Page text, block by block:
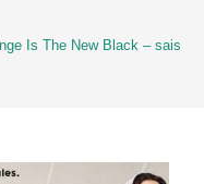
Is The New Black – saison